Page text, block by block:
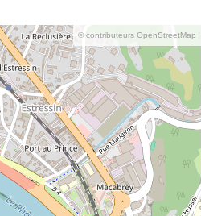
© contributeurs OpenStreetMap